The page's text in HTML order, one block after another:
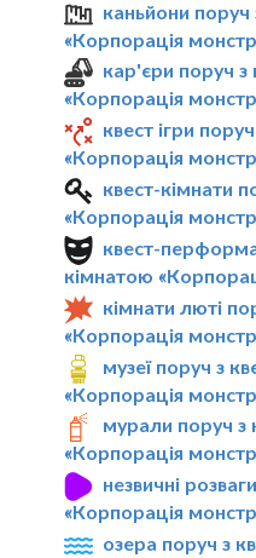
каньйони поруч
«Корпорація
кар'єри поруч з
«Корпорація
квест ігри
«Корпорація
квест-кімнати
«Корпорація
квест-
кімнатою
кімнати люті
«Корпорація
музеї поруч з
«Корпорація
мурали поруч з
«Корпорація
незвичні
«Корпорація
озера поруч з